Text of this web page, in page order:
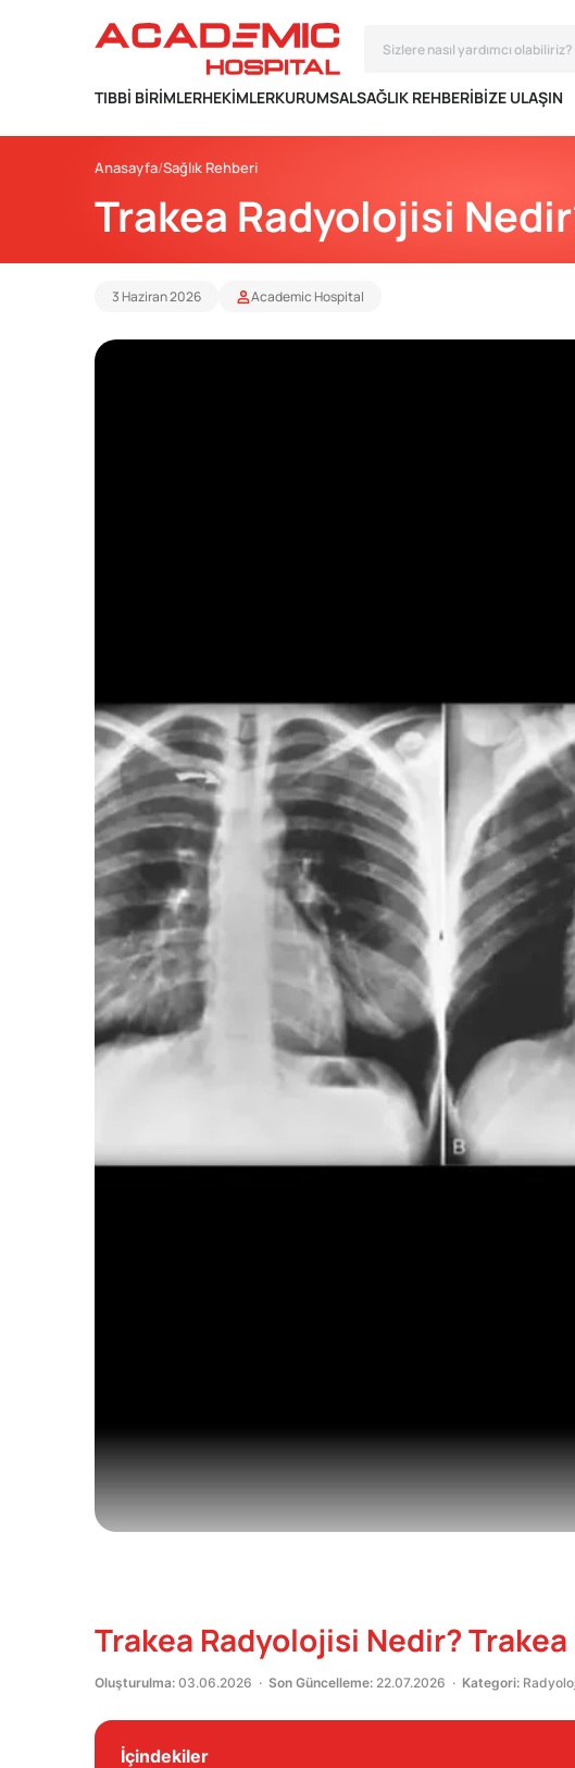
TIBBI BIRIMLERHEKIMLERKURUMSALSAĞLIK REHBERIBIZE ULAŞIN
Anasayfa Sağlık Rehberi
Trakea Radyolojisi
3 Haziran 2026 Academic Hospital
Trakea Radyolojisi Nedir?
Oluşturulma: 03.06.2026 · Son Güncelleme: 22.07.2026 · Kategori:
İçindekiler